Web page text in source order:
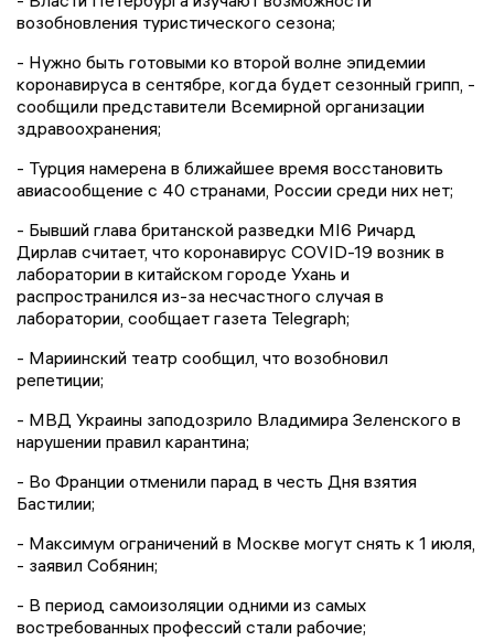
возобновления туристического сезона;
- Нужно быть готовыми ко второй волне эпидемии
коронавируса в сентябре, когда будет сезонный грипп, -
сообщили представители Всемирной организации
здравоохранения;
- Турция намерена в ближайшее время восстановить
авиасообщение с 40 странами, России среди них нет;
- Бывший глава британской разведки MI6 Ричард
Дирлав считает, что коронавирус COVID-19 возник в
лаборатории в китайском городе Ухань и
распространился из-за несчастного случая в
лаборатории, сообщает газета Telegraph;
- Мариинский театр сообщил, что возобновил
репетиции;
- МВД Украины заподозрило Владимира Зеленского в
нарушении правил карантина;
- Во Франции отменили парад в честь Дня взятия
Бастилии;
- Максимум ограничений в Москве могут снять к 1 июля,
- заявил Собянин;
- В период самоизоляции одними из самых
востребованных профессий стали рабочие;